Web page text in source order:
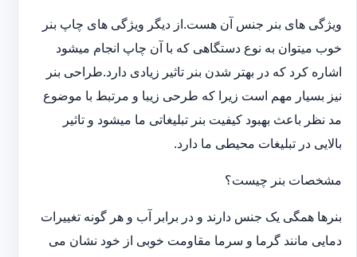
ویژگی های بنر جنس آن هست.از دیگر ویژگی های چاپ بنر
خوب میتوان به نوع دستگاهی که با آن چاپ انجام میشود
اشاره کرد که در بهتر شدن بنر تاثیر زیادی دارد.طراحی بنر
نیز بسیار مهم است زیرا که طرحی زیبا و مرتبط با موضوع
مد نظر باعث بهبود کیفیت بنر تبلیغاتی ما میشود و تاثیر
بالایی در تبلیغات محیطی ما دارد.
مشخصات بنر چیست؟
بنرها همگی یک جنس دارند و در برابر آب و هر گونه تغییرات
دمایی مانند گرما و سرما مقاومت خوبی از خود نشان می